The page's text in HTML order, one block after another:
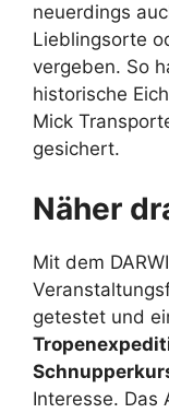
neuerdings
Lieblingsorte
vergeben. So
historische
Mick
gesichert.
Näher
Mit dem
getestet und
Interesse. Das